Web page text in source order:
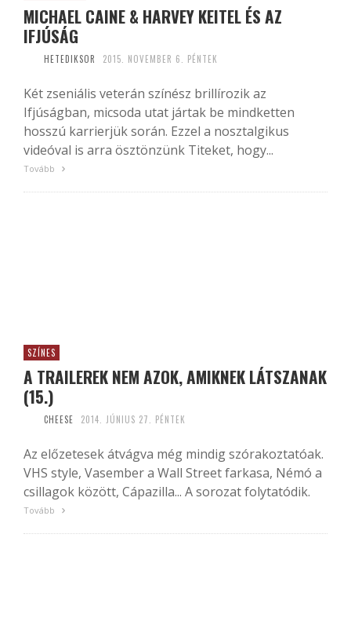
MICHAEL CAINE & HARVEY KEITEL ÉS AZ
IFJÚSÁG
HETEDIKSOR 2015. NOVEMBER 6. PÉNTEK
Két zseniális veterán színész brillírozik az
Ifjúságban, micsoda utat jártak be mindketten
hosszú karrierjük során. Ezzel a nosztalgikus
videóval is arra ösztönzünk Titeket, hogy...
Tovább
SZÍNES
A TRAILEREK NEM AZOK, AMIKNEK LÁTSZANAK
(15.)
CHEESE 2014. JÚNIUS 27. PÉNTEK
Az előzetesek átvágva még mindig szórakoztatóak.
VHS style, Vasember a Wall Street farkasa, Némó a
csillagok között, Cápazilla... A sorozat folytatódik.
Tovább